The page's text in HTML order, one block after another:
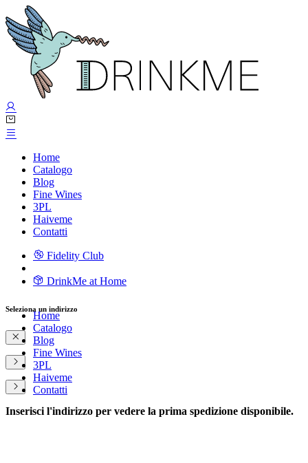
Home
Catalogo
Blog
Fine Wines
3PL
Haiveme
Contatti
Fidelity Club
DrinkMe at Home
Home
Catalogo
Blog
Fine Wines
3PL
Haiveme
Contatti
Seleziona un indirizzo
Inserisci l'indirizzo per vedere la prima spedizione disponibile.